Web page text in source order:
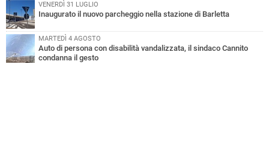
VENERDÌ 31 LUGLIO
Inaugurato il nuovo parcheggio nella stazione di Barletta
MARTEDÌ 4 AGOSTO
Auto di persona con disabilità vandalizzata, il sindaco Cannito
condanna il gesto